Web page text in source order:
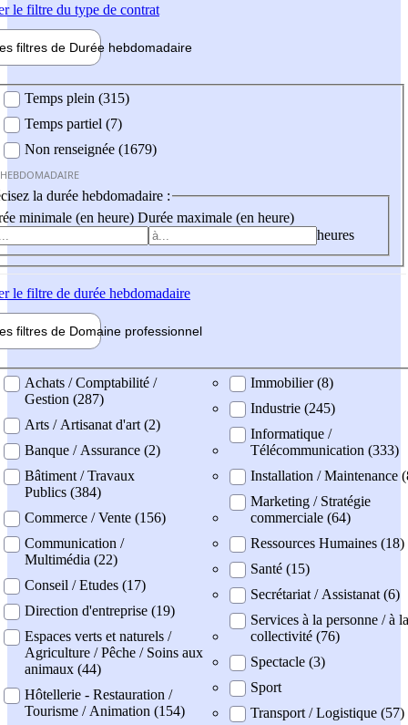
le filtre du type de contrat
filtres de Durée hebdomadaire
Temps plein (315)
Temps partiel (7)
Non renseignée (1679)
la durée hebdomadaire :
minimale (en heure) Durée maximale (en heure)
heures
le filtre de durée hebdomadaire
filtres de Domaine professionnel
professionel
Achats / Comptabilité /
Gestion (287)
Arts / Artisanat d'art (2)
Banque / Assurance (2)
Bâtiment / Travaux
Publics (384)
Commerce / Vente (156)
Communication /
Multimédia (22)
Conseil / Etudes (17)
Direction d'entreprise (19)
Espaces verts et naturels /
Agriculture / Pêche / Soins aux
animaux (44)
Hôtellerie - Restauration /
Tourisme / Animation (154)
Immobilier (8)
Industrie (245)
Informatique /
Télécommunication (333)
Installation / Maintenance
Marketing / Stratégie
commerciale (64)
Ressources Humaines (18)
Santé (15)
Secrétariat / Assistanat (6)
Services à la personne / à la
collectivité (76)
Spectacle (3)
Sport
Transport / Logistique (57)